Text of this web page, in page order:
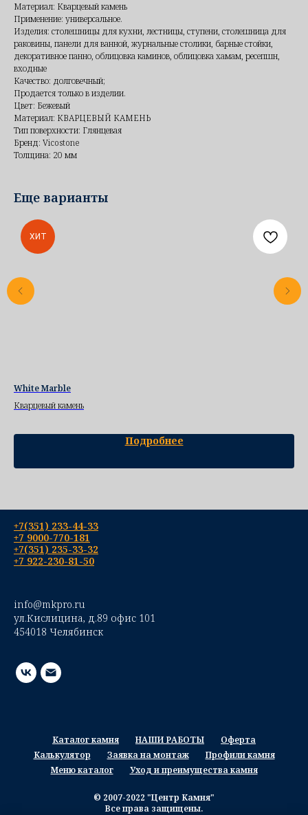
Материал: Кварцевый камень
Применение: универсальное.
Изделия: столешницы для кухни, лестницы, ступени, столешница для
раковины, панели для ванной, журнальные столики, барные стойки,
декоративное панно, облицовка каминов, облицовка хамам, ресепшн,
входные
Качество: долговечный;
Продается только в изделии.
Цвет: Бежевый
Материал: КВАРЦЕВЫЙ КАМЕНЬ
Тип поверхности: Глянцевая
Бренд: Vicostone
Толщина: 20 мм
Еще варианты
ХИТ
White Marble
Кварцевый камень
Подробнее
+7(351) 233-44-33
+7 9000-770-181
+7(351) 235-33-32
+7 922-230-81-50
info@mkpro.ru
ул.Кислицина, д.89 офис 101
454018 Челябинск
Каталог камня НАШИ РАБОТЫ
Оферта
Калькулятор
Заявка на монтаж
Профили камня
Меню каталог
Уход и преимущества камня
© 2007-2022 "Центр Камня"
Все права защищены.